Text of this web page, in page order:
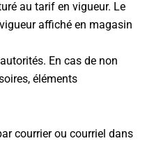
au tarif en vigueur. Le
affiché en magasin
En cas de non
éléments
courrier ou courriel dans